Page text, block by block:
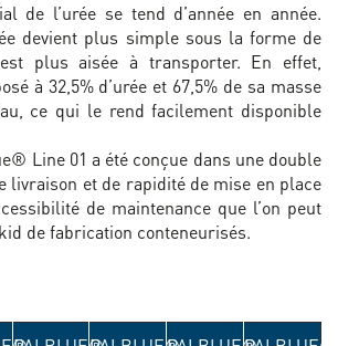
de l’urée se tend d’année en année.
devient plus simple sous la forme de
plus aisée à transporter. En effet,
à 32,5% d’urée et 67,5% de sa masse
ce qui le rend facilement disponible
Line 01 a été conçue dans une double
livraison et de rapidité de mise en place
de maintenance que l’on peut
de fabrication conteneurisés.